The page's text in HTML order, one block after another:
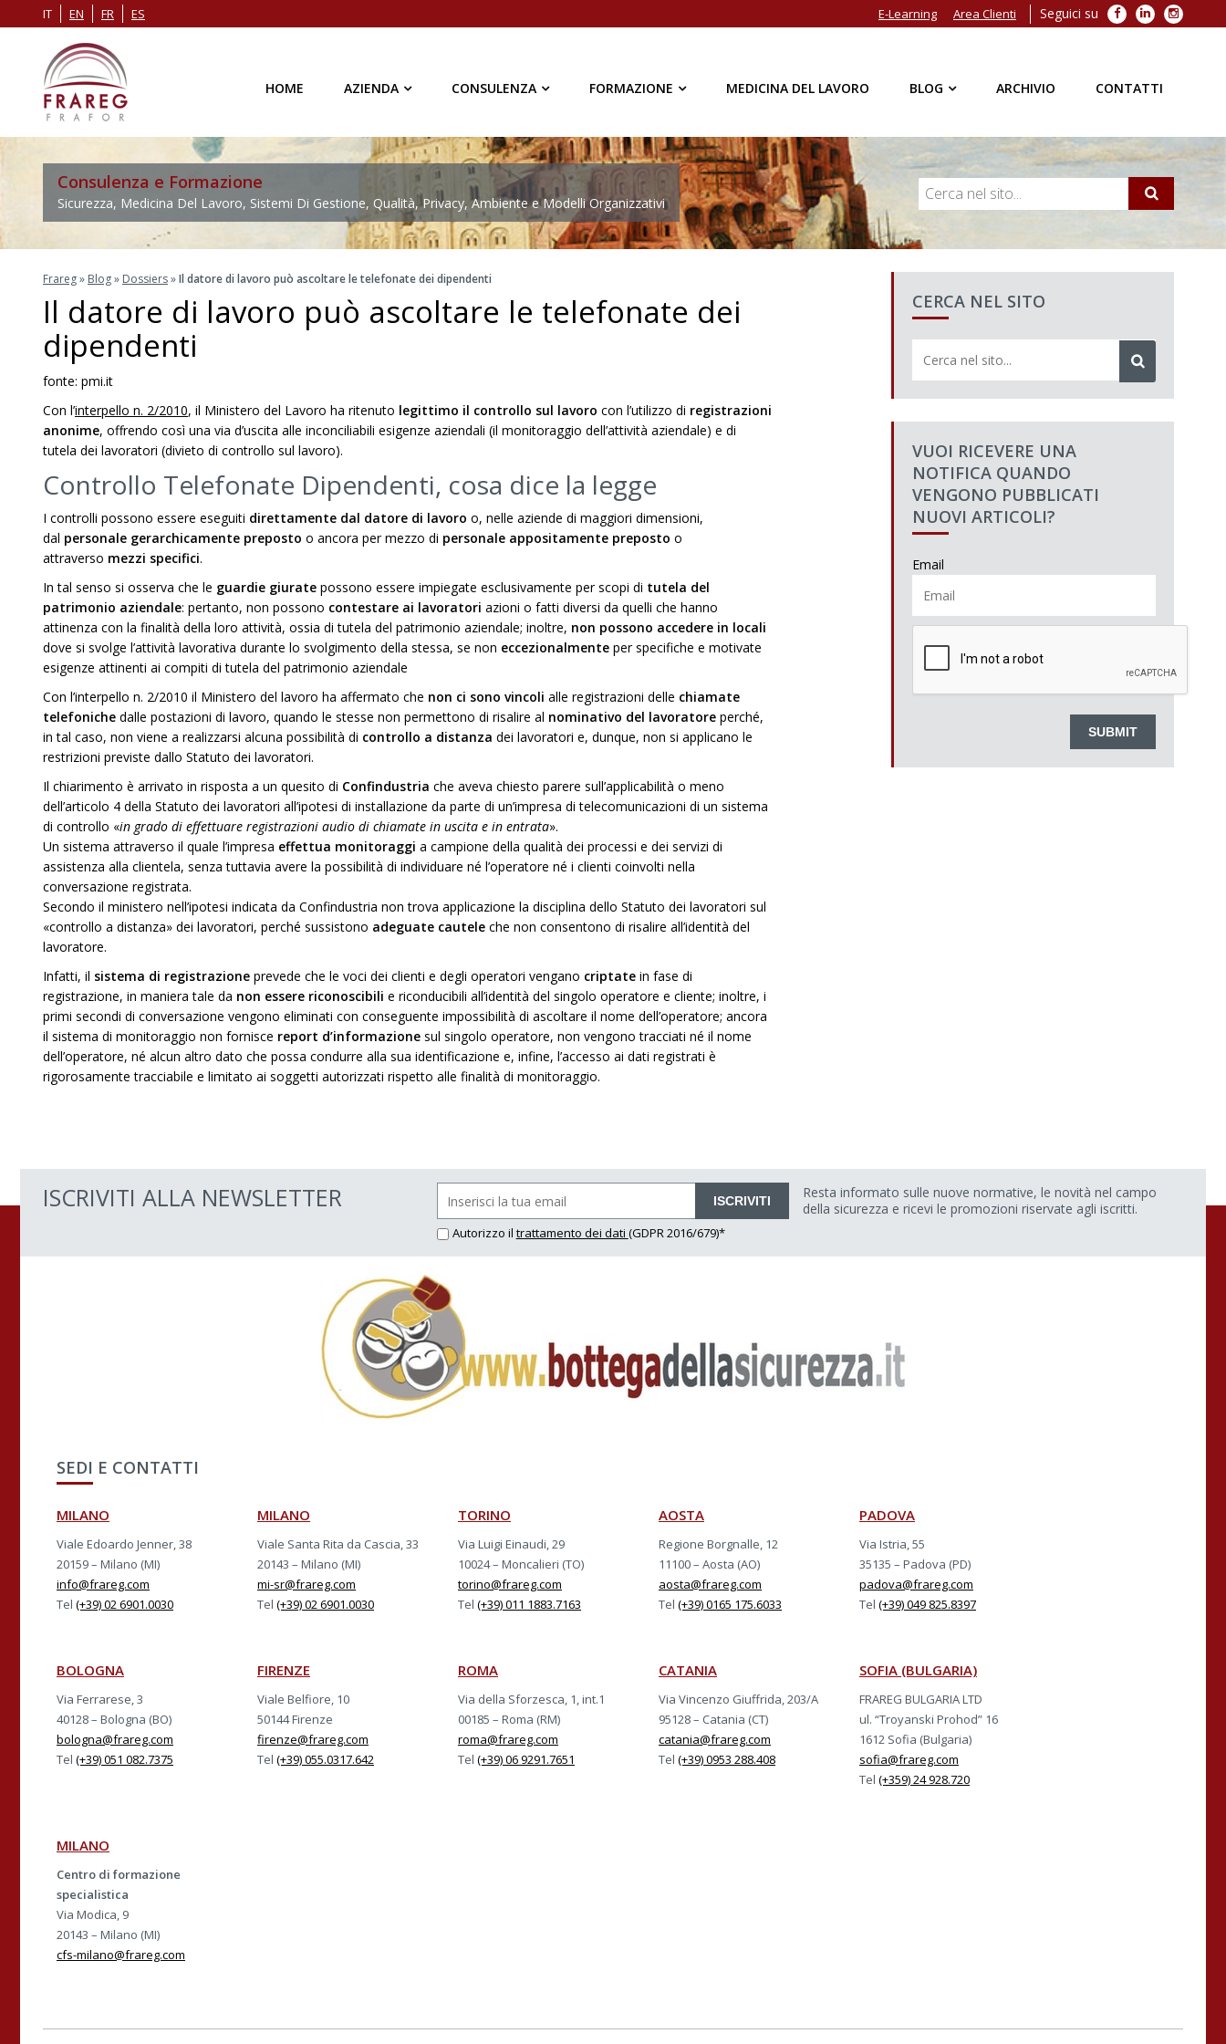
IT EN FR ES Seguici su Facebook
LinkedIn
E-Learning Area Clienti
HOME AZIENDA CONSULENZA FORMAZIONE MEDICINA DEL LAVORO BLOG ARCHIVIO CONTATTI
Consulenza e Formazione
Sicurezza, Medicina Del Lavoro, Sistemi Di Gestione, Qualità, Privacy, Ambiente e Modelli Organizzativi
Frareg» Blog» Dossiers»Il datore di lavoro può ascoltare le telefonate dei dipendenti
Il datore di lavoro può ascoltare le telefonate dei
dipendenti
fonte: pmi.it
Con l’interpello n. 2/2010, il Ministero del Lavoro ha ritenuto legittimo il controllo sul lavoro con l’utilizzo di registrazioni
anonime, offrendo così una via d’uscita alle inconciliabili esigenze aziendali (il monitoraggio dell’attività aziendale) e di
tutela dei lavoratori (divieto di controllo sul lavoro).
Controllo Telefonate Dipendenti, cosa dice la legge
I controlli possono essere eseguiti direttamente dal datore di lavoro o, nelle aziende di maggiori dimensioni,
dal personale gerarchicamente preposto o ancora per mezzo di personale appositamente preposto o
attraverso mezzi specifici.
In tal senso si osserva che le guardie giurate possono essere impiegate esclusivamente per scopi di tutela del
patrimonio aziendale: pertanto, non possono contestare ai lavoratori azioni o fatti diversi da quelli che hanno
attinenza con la finalità della loro attività, ossia di tutela del patrimonio aziendale; inoltre, non possono accedere in locali
dove si svolge l’attività lavorativa durante lo svolgimento della stessa, se non eccezionalmente per specifiche e motivate
esigenze attinenti ai compiti di tutela del patrimonio aziendale
Con l’interpello n. 2/2010 il Ministero del lavoro ha affermato che non ci sono vincoli alle registrazioni delle chiamate
telefoniche dalle postazioni di lavoro, quando le stesse non permettono di risalire al nominativo del lavoratore perché,
in tal caso, non viene a realizzarsi alcuna possibilità di controllo a distanza dei lavoratori e, dunque, non si applicano le
restrizioni previste dallo Statuto dei lavoratori.
Il chiarimento è arrivato in risposta a un quesito di Confindustria che aveva chiesto parere sull’applicabilità o meno
dell’articolo 4 della Statuto dei lavoratori all’ipotesi di installazione da parte di un’impresa di telecomunicazioni di un sistema
di controllo «in grado di effettuare registrazioni audio di chiamate in uscita e in entrata».
Un sistema attraverso il quale l’impresa effettua monitoraggi a campione della qualità dei processi e dei servizi di
assistenza alla clientela, senza tuttavia avere la possibilità di individuare né l’operatore né i clienti coinvolti nella
conversazione registrata.
Secondo il ministero nell’ipotesi indicata da Confindustria non trova applicazione la disciplina dello Statuto dei lavoratori sul
«controllo a distanza» dei lavoratori, perché sussistono adeguate cautele che non consentono di risalire all’identità del
lavoratore.
Infatti, il sistema di registrazione prevede che le voci dei clienti e degli operatori vengano criptate in fase di
registrazione, in maniera tale da non essere riconoscibili e riconducibili all’identità del singolo operatore e cliente; inoltre, i
primi secondi di conversazione vengono eliminati con conseguente impossibilità di ascoltare il nome dell’operatore; ancora
il sistema di monitoraggio non fornisce report d’informazione sul singolo operatore, non vengono tracciati né il nome
dell’operatore, né alcun altro dato che possa condurre alla sua identificazione e, infine, l’accesso ai dati registrati è
rigorosamente tracciabile e limitato ai soggetti autorizzati rispetto alle finalità di monitoraggio.
CERCA NEL SITO
VUOI RICEVERE UNA
NOTIFICA QUANDO
VENGONO PUBBLICATI
NUOVI ARTICOLI?
Email
ISCRIVITI ALLA NEWSLETTER ISCRIVITI
Autorizzo il trattamento dei dati (GDPR 2016/679)*
Resta informato sulle nuove normative, le novità nel campo
della sicurezza e ricevi le promozioni riservate agli iscritti.
SEDI E CONTATTI
MILANO
Viale Edoardo Jenner, 38
20159 – Milano (MI)
info@frareg.com
Tel (+39) 02 6901.0030
MILANO
Viale Santa Rita da Cascia, 33
20143 – Milano (MI)
mi-sr@frareg.com
Tel (+39) 02 6901.0030
TORINO
Via Luigi Einaudi, 29
10024 – Moncalieri (TO)
torino@frareg.com
Tel (+39) 011 1883.7163
AOSTA
Regione Borgnalle, 12
11100 – Aosta (AO)
aosta@frareg.com
Tel (+39) 0165 175.6033
PADOVA
Via Istria, 55
35135 – Padova (PD)
padova@frareg.com
Tel (+39) 049 825.8397
BOLOGNA
Via Ferrarese, 3
40128 – Bologna (BO)
bologna@frareg.com
Tel (+39) 051 082.7375
FIRENZE
Viale Belfiore, 10
50144 Firenze
firenze@frareg.com
Tel (+39) 055.0317.642
ROMA
Via della Sforzesca, 1, int.1
00185 – Roma (RM)
roma@frareg.com
Tel (+39) 06 9291.7651
CATANIA
Via Vincenzo Giuffrida, 203/A
95128 – Catania (CT)
catania@frareg.com
Tel (+39) 0953 288.408
SOFIA (BULGARIA)
FRAREG BULGARIA LTD
ul. “Troyanski Prohod” 16
1612 Sofia (Bulgaria)
sofia@frareg.com
Tel (+359) 24 928.720
MILANO
Centro di formazione
specialistica
Via Modica, 9
20143 – Milano (MI)
cfs-milano@frareg.com